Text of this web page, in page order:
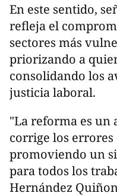
En este sentido,
refleja el
sectores más
priorizando a
consolidando los
justicia laboral.
"La reforma es un
corrige los errores
promoviendo un
para todos los
Hernández